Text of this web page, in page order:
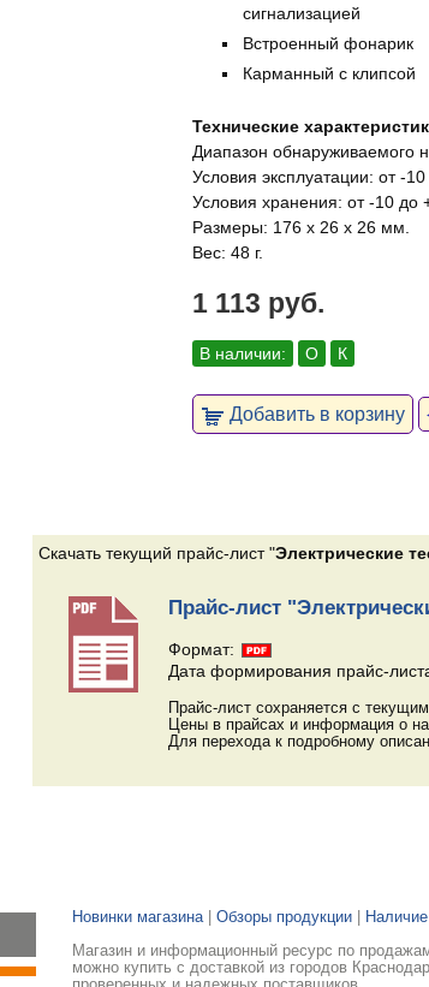
сигнализацией
Встроенный фонарик
Карманный с клипсой
Технические
Диапазон обнаруживаемого
Условия эксплуатации: от -
Условия хранения: от -10 до
Размеры: 176 х 26 x 26 мм.
Вес: 48 г.
1 113 руб.
В наличии: О К
Добавить в корзину
Скачать текущий прайс-лист "Электрические
Прайс-лист
Формат:
Дата формирования прайс-
Прайс-лист сохраняется с
Цены в прайсах и информация о
Для перехода к подробному
Новинки магазина| Обзоры продукции
Магазин и информационный ресурс по
можно купить с доставкой из городов